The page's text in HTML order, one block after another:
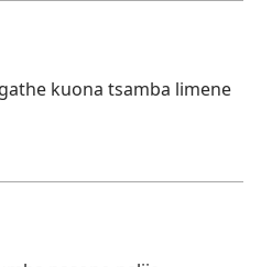
kuona tsamba limene